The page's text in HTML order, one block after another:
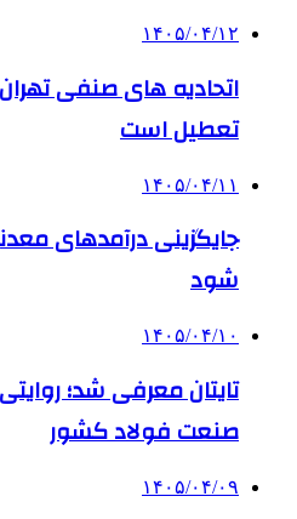
۱۴۰۵/۰۴/۱۲
تعطیل است
۱۴۰۵/۰۴/۱۱
جایگزینی درآمدهای
شود
۱۴۰۵/۰۴/۱۰
تایتان معرفی شد؛
صنعت فولاد کشور
۱۴۰۵/۰۴/۰۹